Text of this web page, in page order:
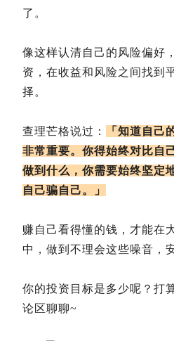
了。
像这样认清自己的风险偏好
资，在收益和风险之间找到
择。
查理芒格说过：
「知道自己
非常重要。你得始终对比自
做到什么，你需要始终坚定
自己骗自己。」
赚自己看得懂的钱，才能在
中，做到不理会这些噪音，
你的投资目标是多少呢？打
论区聊聊~